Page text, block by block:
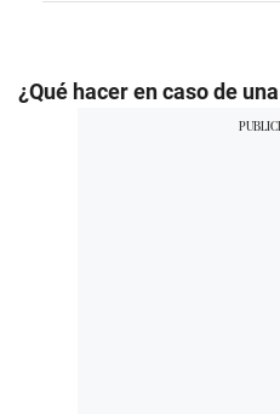
n
f
4
¿Qué hacer en caso de